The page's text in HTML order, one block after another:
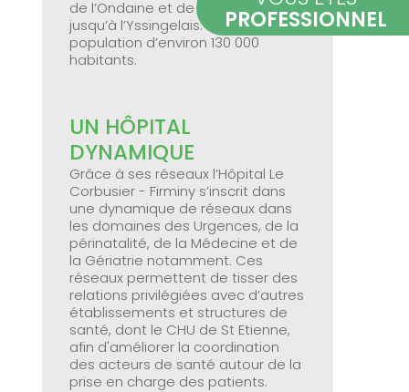
PROFESSIONNEL
de l’Ondaine et de la Haute Loire
jusqu’à l’Yssingelais. Il dessert une
population d’environ 130 000
habitants.
UN HÔPITAL
DYNAMIQUE
Grâce à ses réseaux l’Hôpital Le
Corbusier - Firminy s’inscrit dans
une dynamique de réseaux dans
les domaines des Urgences, de la
périnatalité, de la Médecine et de
la Gériatrie notamment. Ces
réseaux permettent de tisser des
relations privilégiées avec d’autres
établissements et structures de
santé, dont le CHU de St Etienne,
afin d'améliorer la coordination
des acteurs de santé autour de la
prise en charge des patients.